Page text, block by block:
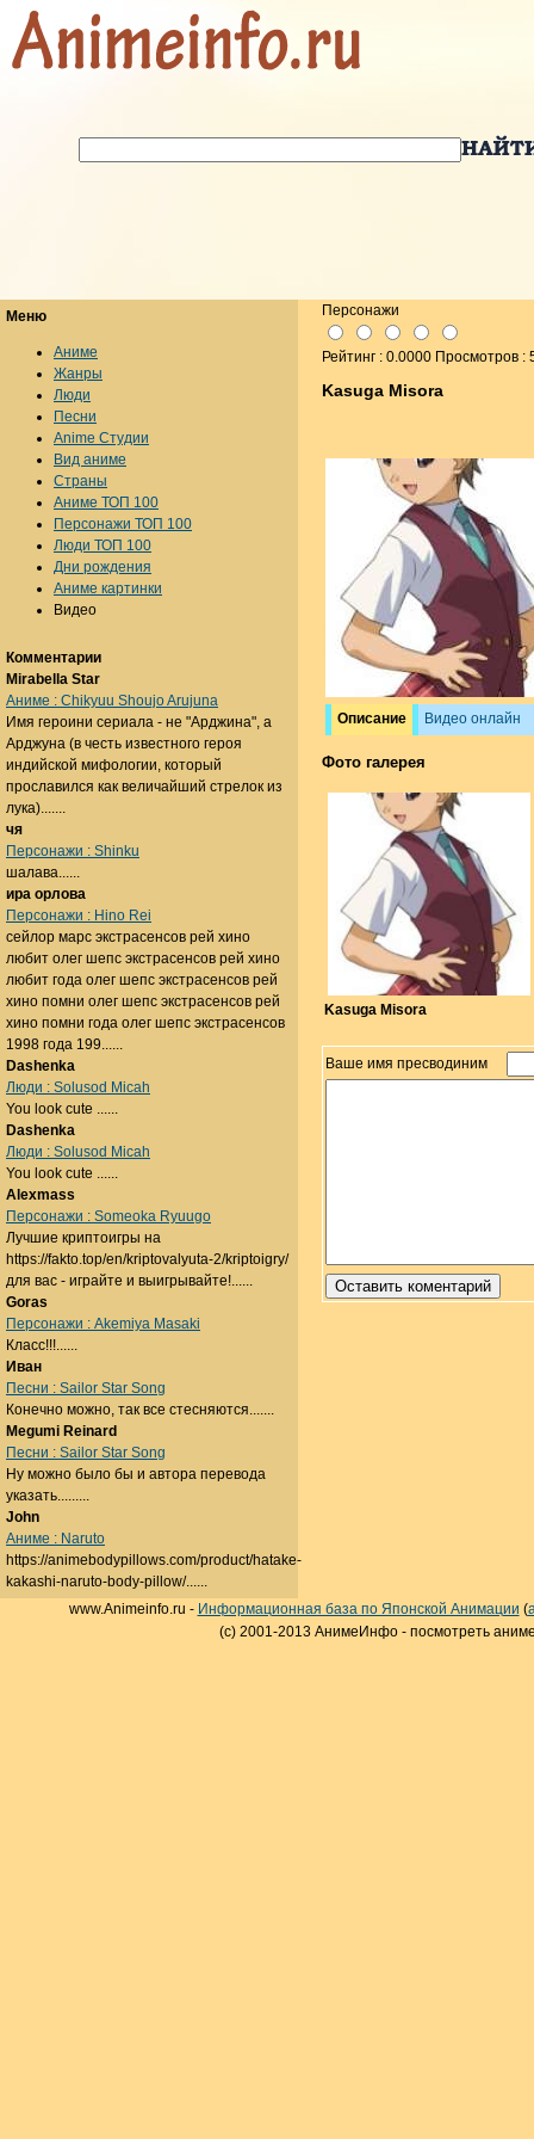
Персонажи
Рейтинг : 0.0000 Просмотров :
Kasuga Misora
Описание Видео онлайн
Фото галерея
Kasuga Misora
Ваше имя пресводиним
Меню
Аниме
Жанры
Люди
Песни
Anime Студии
Вид аниме
Страны
Аниме ТОП 100
Персонажи ТОП 100
Люди ТОП 100
Дни рождения
Аниме картинки
Видео
Комментарии
Mirabella Star
Аниме : Chikyuu Shoujo Arujuna
Имя героини сериала - не "Арджина", а
Арджуна (в честь известного героя
индийской мифологии, который
прославился как величайший стрелок из
лука).......
чя
Персонажи : Shinku
шалава......
ира орлова
Персонажи : Hino Rei
сейлор марс экстрасенсов рей хино
любит олег шепс экстрасенсов рей хино
любит года олег шепс экстрасенсов рей
хино помни олег шепс экстрасенсов рей
хино помни года олег шепс экстрасенсов
1998 года 199......
Dashenka
Люди : Solusod Micah
You look cute ......
Dashenka
Люди : Solusod Micah
You look cute ......
Alexmass
Персонажи : Someoka Ryuugo
Лучшие криптоигры на
https://fakto.top/en/kriptovalyuta-2/kriptoigry/
для вас - играйте и выигрывайте!......
Goras
Персонажи : Akemiya Masaki
Класс!!!......
Иван
Песни : Sailor Star Song
Конечно можно, так все стесняются.......
Megumi Reinard
Песни : Sailor Star Song
Ну можно было бы и автора перевода
указать.........
John
Аниме : Naruto
https://animebodypillows.com/product/hatake-
kakashi-naruto-body-pillow/......
www.Animeinfo.ru - Информационная база по Японской Анимации (
(c) 2001-2013 АнимеИнфо - посмотреть